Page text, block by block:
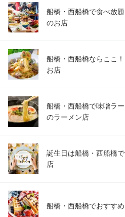
千葉県船橋市本町1-3-12 船橋フェイスビルB1
船橋・西船橋で食べ放
のお店
船橋・西船橋ならここ
お店
船橋・西船橋で味噌ラ
のラーメン店
誕生日は船橋・西船橋
店
船橋・西船橋でおすす